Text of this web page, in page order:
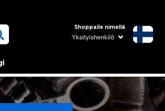
Shoppaile nimellä